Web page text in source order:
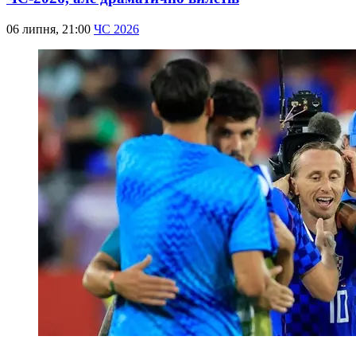
06 липня, 21:00 ЧС 2026